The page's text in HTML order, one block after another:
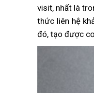
visit, nhất là
thức liên hệ
đó, tạo được